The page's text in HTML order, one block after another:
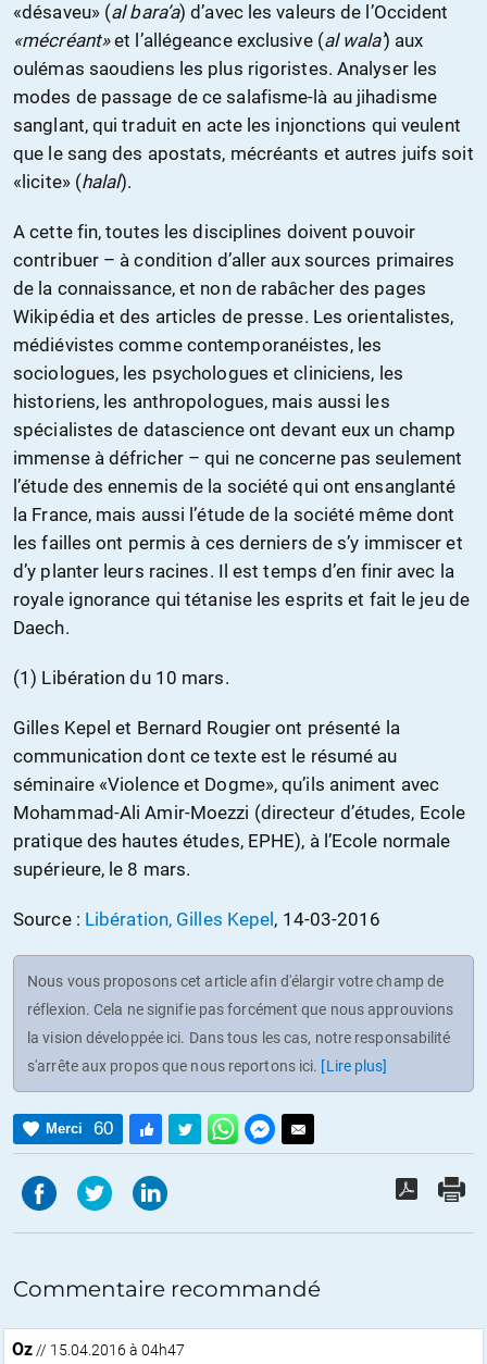
«désaveu» (al bara’a) d’avec les valeurs de l’Occident
«mécréant»et l’allégeance exclusive (al wala’) aux
oulémas saoudiens les plus rigoristes. Analyser les
modes de passage de ce salafisme-là au jihadisme
sanglant, qui traduit en acte les injonctions qui veulent
que le sang des apostats, mécréants et autres juifs soit
«licite» (halal).
A cette fin, toutes les disciplines doivent pouvoir
contribuer – à condition d’aller aux sources primaires
de la connaissance, et non de rabâcher des pages
Wikipédia et des articles de presse. Les orientalistes,
médiévistes comme contemporanéistes, les
sociologues, les psychologues et cliniciens, les
historiens, les anthropologues, mais aussi les
spécialistes de datascience ont devant eux un champ
immense à défricher – qui ne concerne pas seulement
l’étude des ennemis de la société qui ont ensanglanté
la France, mais aussi l’étude de la société même dont
les failles ont permis à ces derniers de s’y immiscer et
d’y planter leurs racines. Il est temps d’en finir avec la
royale ignorance qui tétanise les esprits et fait le jeu de
Daech.
(1) Libération du 10 mars.
Gilles Kepel et Bernard Rougier ont présenté la
communication dont ce texte est le résumé au
séminaire «Violence et Dogme», qu’ils animent avec
Mohammad-Ali Amir-Moezzi (directeur d’études, Ecole
pratique des hautes études, EPHE), à l’Ecole normale
supérieure, le 8 mars.
Source : Libération, Gilles Kepel, 14-03-2016
Nous vous proposons cet article afin d'élargir votre champ de
réflexion. Cela ne signifie pas forcément que nous approuvions
la vision développée ici. Dans tous les cas, notre responsabilité
s'arrête aux propos que nous reportons ici. [Lire plus]
Merci 60
Commentaire recommandé
Oz // 15.04.2016 à 04h47